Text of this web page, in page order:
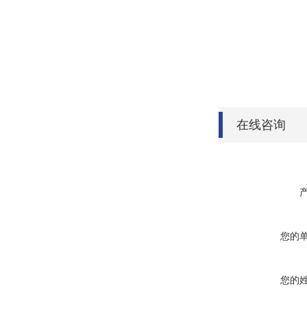
在线咨询
您的
您的